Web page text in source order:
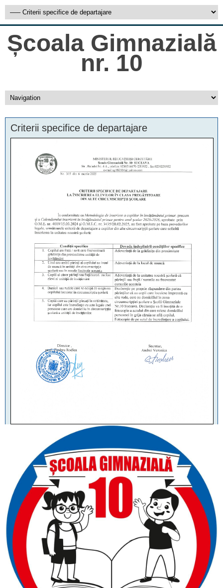
Școala Gimnazială
nr. 10
Criterii specifice de departajare